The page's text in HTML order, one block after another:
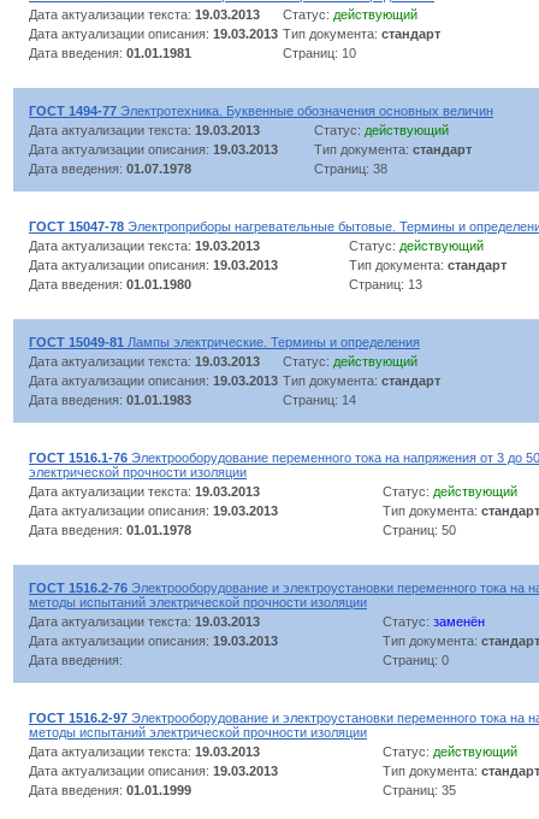
Дата актуализации текста: 19.03.2013 Статус: действующий
Дата актуализации описания: 19.03.2013 Тип документа: стандарт
Дата введения: 01.01.1981 Страниц: 10
ГОСТ 1494-77 Электротехника. Буквенные обозначения основных величин
Дата актуализации текста: 19.03.2013 Статус: действующий
Дата актуализации описания: 19.03.2013 Тип документа: стандарт
Дата введения: 01.07.1978 Страниц: 38
ГОСТ 15047-78 Электроприборы нагревательные бытовые. Термины и
Дата актуализации текста: 19.03.2013 Статус: действующий
Дата актуализации описания: 19.03.2013 Тип документа: стандарт
Дата введения: 01.01.1980 Страниц: 13
ГОСТ 15049-81 Лампы электрические. Термины и определения
Дата актуализации текста: 19.03.2013 Статус: действующий
Дата актуализации описания: 19.03.2013 Тип документа: стандарт
Дата введения: 01.01.1983 Страниц: 14
ГОСТ 1516.1-76 Электрооборудование переменного тока на напряжения от 3 до
электрической прочности изоляции
Дата актуализации текста: 19.03.2013 Статус: действующий
Дата актуализации описания: 19.03.2013 Тип документа: стандарт
Дата введения: 01.01.1978 Страниц: 50
ГОСТ 1516.2-76 Электрооборудование и электроустановки переменного тока
методы испытаний электрической прочности изоляции
Дата актуализации текста: 19.03.2013 Статус: заменён
Дата актуализации описания: 19.03.2013 Тип документа: стандарт
Дата введения:
Страниц: 0
ГОСТ 1516.2-97 Электрооборудование и электроустановки переменного тока
методы испытаний электрической прочности изоляции
Дата актуализации текста: 19.03.2013 Статус: действующий
Дата актуализации описания: 19.03.2013 Тип документа: стандарт
Дата введения: 01.01.1999 Страниц: 35